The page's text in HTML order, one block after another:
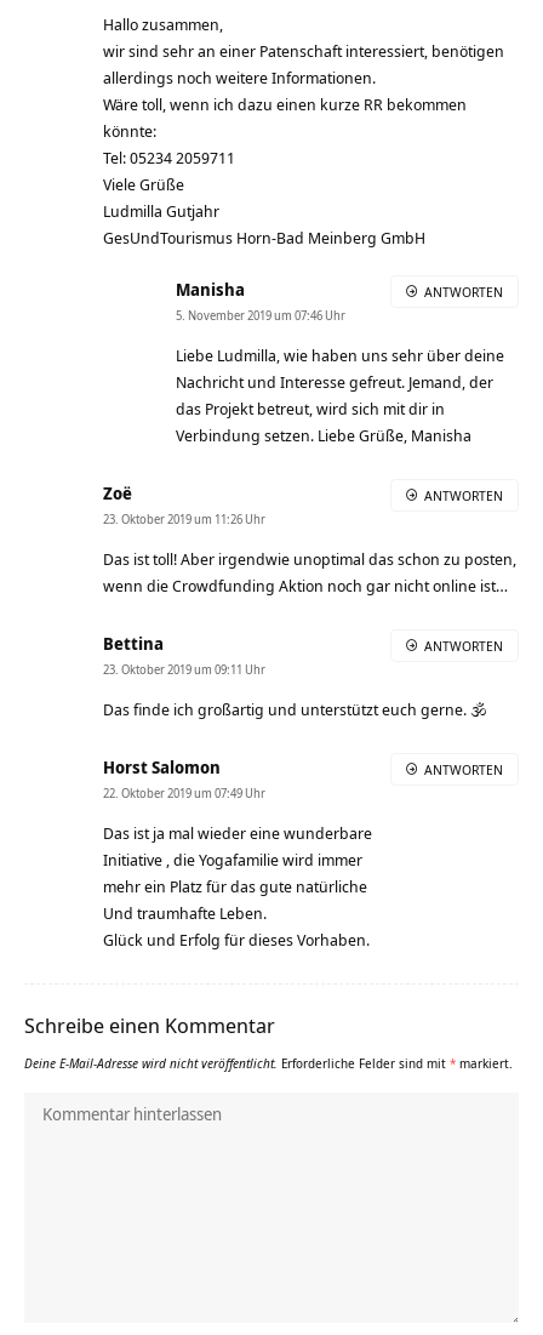
Hallo zusammen,
wir sind sehr an einer Patenschaft interessiert, benötigen
allerdings noch weitere Informationen.
Wäre toll, wenn ich dazu einen kurze RR bekommen
könnte:
Tel: 05234 2059711
Viele Grüße
Ludmilla Gutjahr
GesUndTourismus Horn-Bad Meinberg GmbH
Manisha
5. November 2019 um 07:46 Uhr
Liebe Ludmilla, wie haben uns sehr über deine
Nachricht und Interesse gefreut. Jemand, der
das Projekt betreut, wird sich mit dir in
Verbindung setzen. Liebe Grüße, Manisha
ANTWORTEN
Zoë
23. Oktober 2019 um 11:26 Uhr
Das ist toll! Aber irgendwie unoptimal das schon zu posten,
wenn die Crowdfunding Aktion noch gar nicht online ist…
ANTWORTEN
Bettina
23. Oktober 2019 um 09:11 Uhr
Das finde ich großartig und unterstützt euch gerne. 🕉
ANTWORTEN
Horst Salomon
22. Oktober 2019 um 07:49 Uhr
Das ist ja mal wieder eine wunderbare
Initiative , die Yogafamilie wird immer
mehr ein Platz für das gute natürliche
Und traumhafte Leben.
Glück und Erfolg für dieses Vorhaben.
ANTWORTEN
Schreibe einen Kommentar
Deine E-Mail-Adresse wird nicht veröffentlicht. Erforderliche Felder sind mit * markiert.